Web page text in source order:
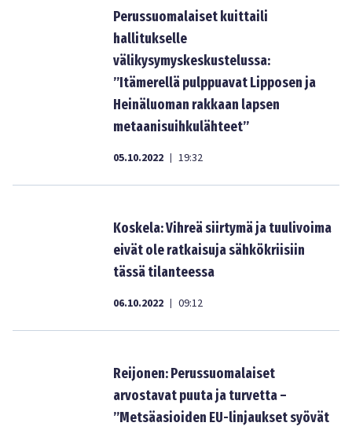
Perussuomalaiset kuittaili
hallitukselle
välikysymyskeskustelussa:
”Itämerellä pulppuavat Lipposen ja
Heinäluoman rakkaan lapsen
metaanisuihkulähteet”
05.10.2022 | 19:32
Koskela: Vihreä siirtymä ja tuulivoima
eivät ole ratkaisuja sähkökriisiin
tässä tilanteessa
06.10.2022 | 09:12
Reijonen: Perussuomalaiset
arvostavat puuta ja turvetta –
”Metsäasioiden EU-linjaukset syövät